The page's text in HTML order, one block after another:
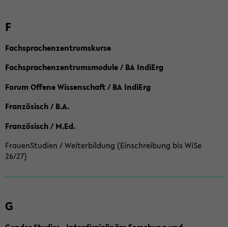
F
Fachsprachenzentrumskurse
Fachsprachenzentrumsmodule / BA IndiErg
Forum Offene Wissenschaft / BA IndiErg
Französisch / B.A.
Französisch / M.Ed.
FrauenStudien / Weiterbildung (Einschreibung bis WiSe
26/27)
G